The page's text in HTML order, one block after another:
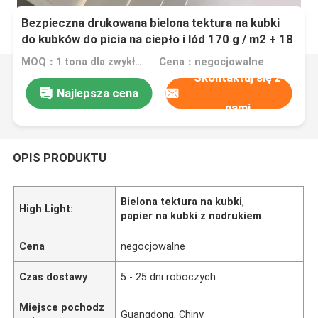
Bezpieczna drukowana bielona tektura na kubki
do kubków do picia na ciepło i lód 170 g / m2 + 18
g / m2
MOQ：1 tona dla zwykłego rozmiaru lub 10 ton dla specjalnego rozmiaru Cena：negocjowalne
Najlepsza cena
Skontaktuj się z
nami
OPIS PRODUKTU
High Light:
Bielona tektura na kubki,
papier na kubki z nadrukiem
Cena negocjowalne
Czas dostawy 5 - 25 dni roboczych
Miejsce pochodz
Guangdong, Chiny